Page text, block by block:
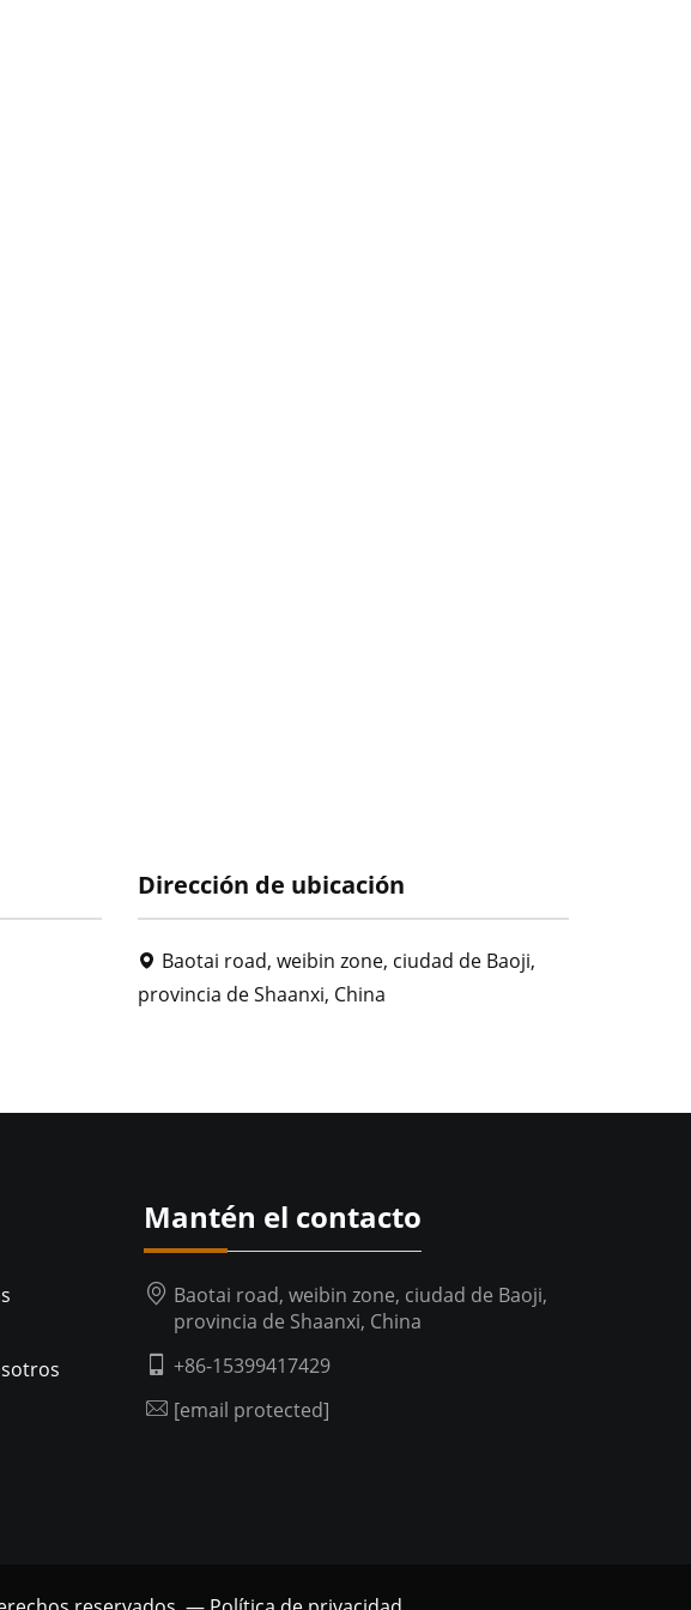
Dirección de ubicación
Baotai road, weibin zone, ciudad de Baoji,
provincia de Shaanxi, China
Mantén el contacto
Baotai road, weibin zone, ciudad de Baoji,
provincia de Shaanxi, China
+86-15399417429
[email protected]